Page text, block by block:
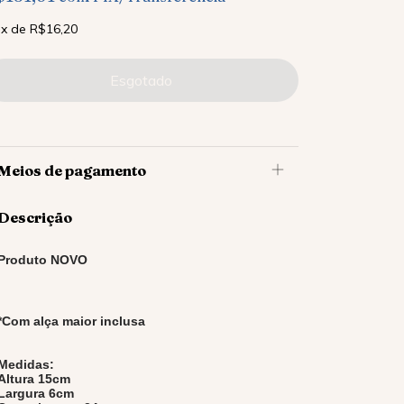
x de R$16,20
de pagamento
NOVO
alça maior inclusa
15cm
6cm